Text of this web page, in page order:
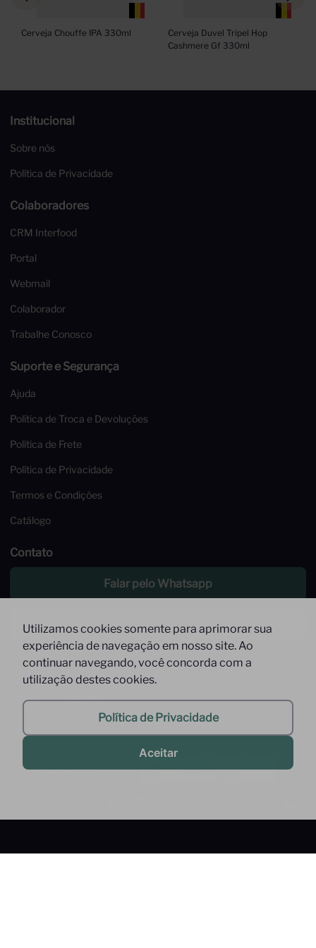
Utilizamos cookies somente para aprimorar sua
experiência de navegação em nosso site. Ao
continuar navegando, você concorda com a
utilização destes cookies.
Política de Privacidade
Aceitar
Cerveja Chouffe IPA 330ml
Cerveja Duvel Tripel Hop
Cashmere Gf 330ml
Institucional
Sobre nós
Política de Privacidade
Colaboradores
CRM Interfood
Portal
Webmail
Colaborador
Trabalhe Conosco
Suporte e Segurança
Ajuda
Política de Troca e Devoluções
Política de Frete
Política de Privacidade
Termos e Condições
Catálogo
Contato
Falar pelo Whatsapp
Enviar um email
Atendimento de Segunda à Sexta,
das 09 às 17h
Whatsapp: (11) 9 9278-9369
faleconosco@interfood.com.br
Pague com